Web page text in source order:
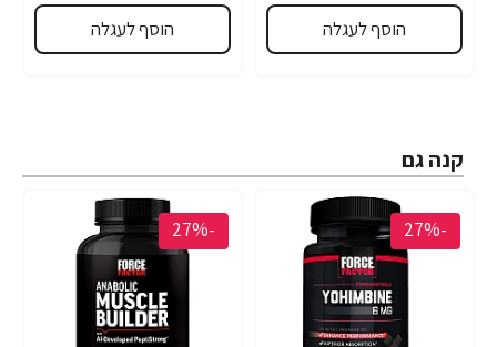
הוסף לעגלה הוסף לעגלה
קנה גם
-27%
-27%